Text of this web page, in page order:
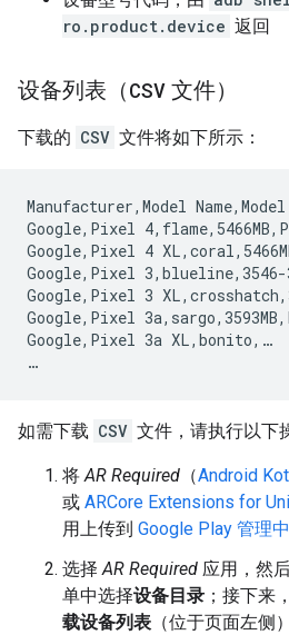
ro.product.device 返回
设备列表（CSV 文件）
下载的 CSV 文件将如下所示：
Manufacturer,Model
Google,Pixel
Google,Pixel 4
Google,Pixel 3,blueline,3546-
Google,Pixel 3
Google,Pixel
Google,Pixel 3a XL,bonito,…
如需下载 CSV 文件，请执行以下
将AR Required （Android
或 ARCore Extensions for
用上传到 Google Play 管理
选择AR Required 应用，然
单中选择设备目录 ；接下来
载设备列表 （位于页面左侧）